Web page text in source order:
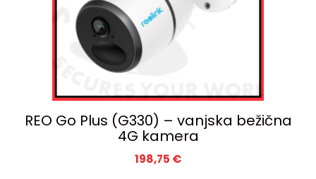
REO Go Plus (G330) – vanjska bežična
4G kamera
198,75 €